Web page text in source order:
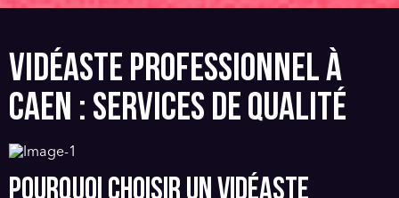
VIDÉASTE PROFESSIONNEL À
CAEN : SERVICES DE QUALITÉ
POURQUOI CHOISIR UN VIDÉASTE